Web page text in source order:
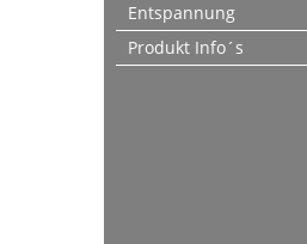
Entspannung
Produkt Info´s